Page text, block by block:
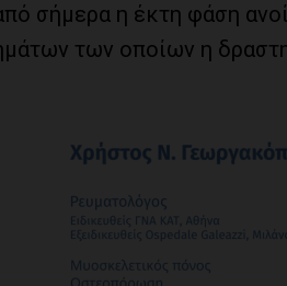
σήμερα η έκτη φάση
των οποίων η